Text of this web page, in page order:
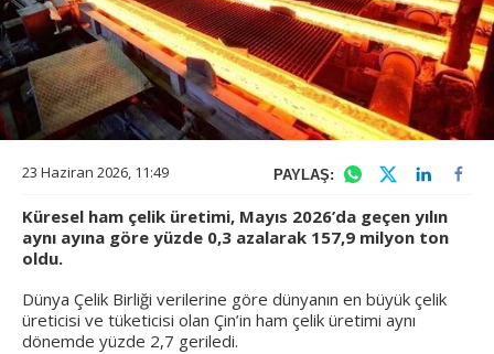
23 Haziran 2026, 11:49 PAYLAŞ:
Küresel ham çelik üretimi, Mayıs 2026’da geçen yılın
aynı ayına göre yüzde 0,3 azalarak 157,9 milyon ton
oldu.
Dünya Çelik Birliği verilerine göre dünyanın en büyük çelik
üreticisi ve tüketicisi olan Çin’in ham çelik üretimi aynı
dönemde yüzde 2,7 geriledi.